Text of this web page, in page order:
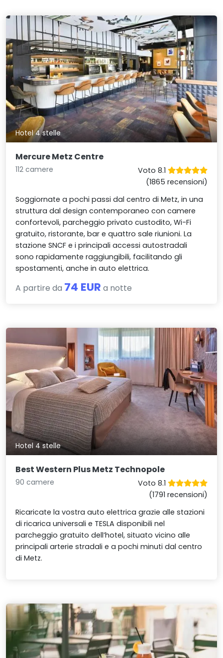
Hotel 4 stelle
Mercure Metz Centre
112 camere
Voto 8.1
(1865 recensioni)
Soggiornate a pochi passi dal centro di Metz, in una
struttura dal design contemporaneo con camere
confortevoli, parcheggio privato custodito, Wi-Fi
gratuito, ristorante, bar e quattro sale riunioni. La
stazione SNCF e i principali accessi autostradali
sono rapidamente raggiungibili, facilitando gli
spostamenti, anche in auto elettrica.
A partire da 74 EUR a notte
Hotel 4 stelle
Best Western Plus Metz Technopole
90 camere
Voto 8.1
(1791 recensioni)
Ricaricate la vostra auto elettrica grazie alle stazioni
di ricarica universali e TESLA disponibili nel
parcheggio gratuito dell’hotel, situato vicino alle
principali arterie stradali e a pochi minuti dal centro
di Metz.